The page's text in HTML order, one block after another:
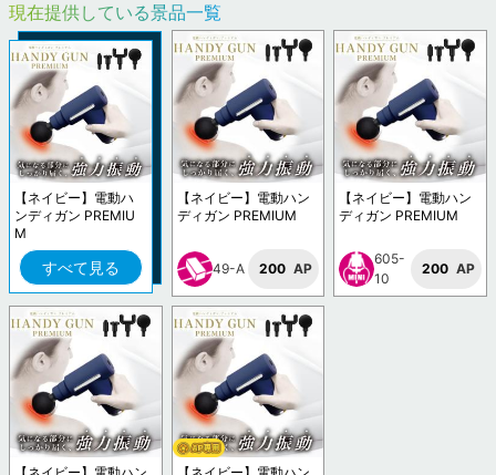
現在提供している景品一覧
【ネイビー】電動ハ
ンディガン PREMIU
M
すべて見る
【ネイビー】電動ハン
ディガン PREMIUM
49-A 200 AP
【ネイビー】電動ハン
ディガン PREMIUM
605-
10
200 AP